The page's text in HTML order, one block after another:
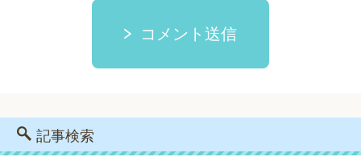
コメント送信
記事検索